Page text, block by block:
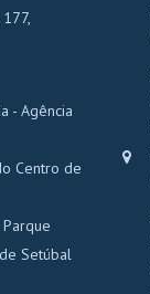
- Agência
Centro de
Setúbal